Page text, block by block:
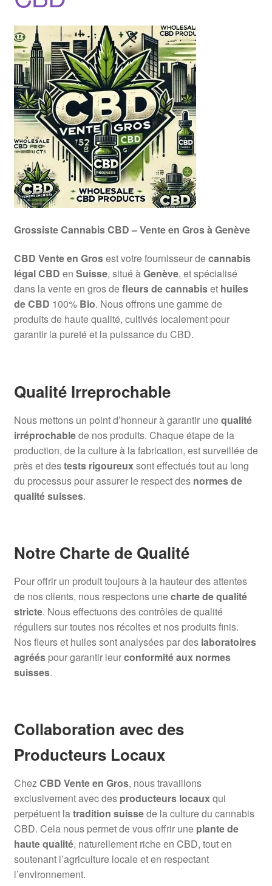
Grossiste Cannabis CBD – Vente en Gros à Genève
CBD Vente en Grosest votre fournisseur decannabis
légal CBD en Suisse, situé àGenève, et spécialisé
dans la vente en gros defleurs de cannabiset huiles
de CBD 100% Bio. Nous offrons une gamme de
produits de haute qualité, cultivés localement pour
garantir la pureté et la puissance du CBD.
Qualité Irreprochable
Nous mettons un point d’honneur à garantir unequalité
irréprochablede nos produits. Chaque étape de la
production, de la culture à la fabrication, est surveillée de
près et destests rigoureuxsont effectués tout au long
du processus pour assurer le respect des normes de
qualité suisses.
Notre Charte de Qualité
Pour offrir un produit toujours à la hauteur des attentes
de nos clients, nous respectons unecharte de qualité
stricte. Nous effectuons des contrôles de qualité
réguliers sur toutes nos récoltes et nos produits finis.
Nos fleurs et huiles sont analysées par des laboratoires
agrééspour garantir leurconformité aux normes
suisses.
Collaboration avec des
Producteurs Locaux
ChezCBD Vente en Gros, nous travaillons
exclusivement avec des producteurs locauxqui
perpétuent latradition suissede la culture du cannabis
CBD. Cela nous permet de vous offrir une plante de
haute qualité, naturellement riche en CBD, tout en
soutenant l’agriculture locale et en respectant
l’environnement.